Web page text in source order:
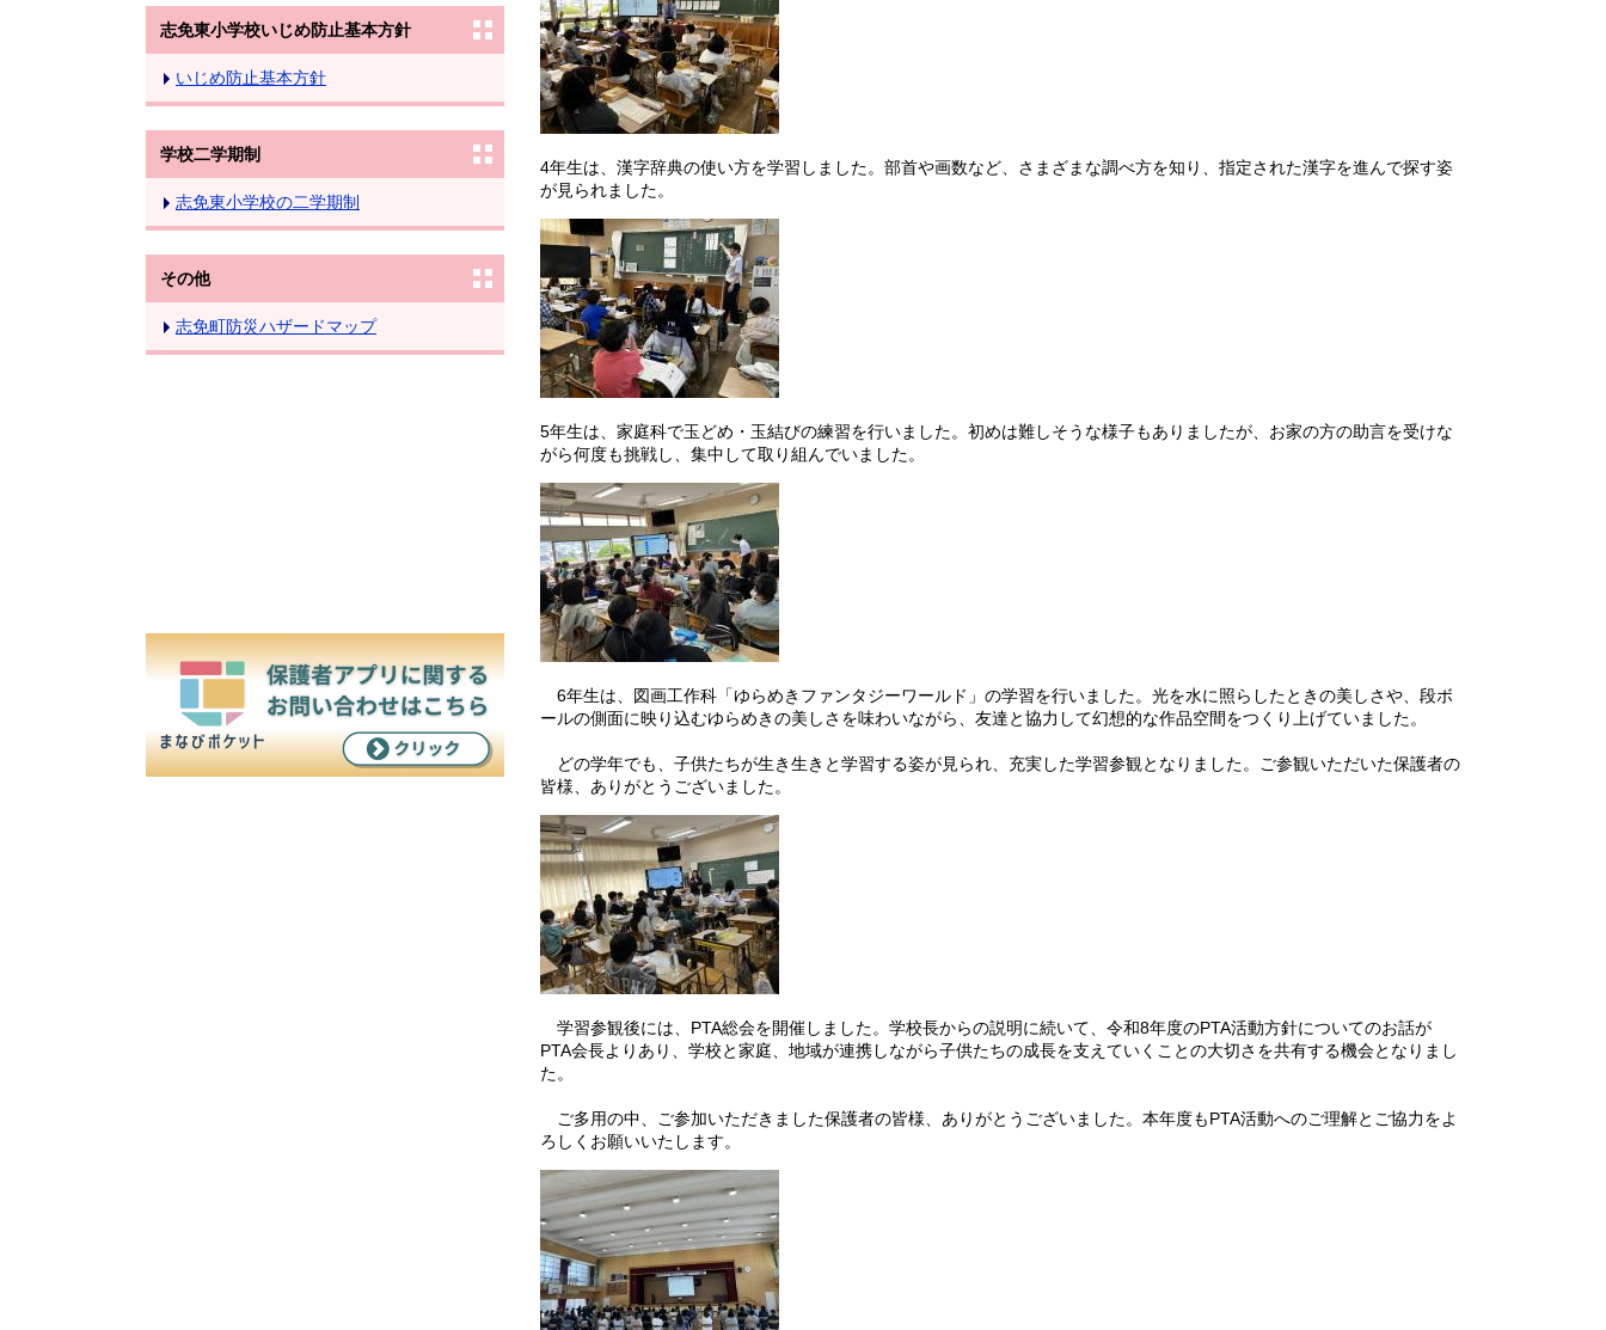
志免東小学校いじめ防止基本方針
いじめ防止基本方針
学校二学期制
志免東小学校の二学期制
その他
志免町防災ハザードマップ
4年生は、漢字辞典の使い方を学習しました。部首や画数など、さまざまな調べ方を知り、指定された漢字を進んで探す姿
が見られました。
5年生は、家庭科で玉どめ・玉結びの練習を行いました。初めは難しそうな様子もありましたが、お家の方の助言を受けな
がら何度も挑戦し、集中して取り組んでいました。
6年生は、図画工作科「ゆらめきファンタジーワールド」の学習を行いました。光を水に照らしたときの美しさや、段ボ
ールの側面に映り込むゆらめきの美しさを味わいながら、友達と協力して幻想的な作品空間をつくり上げていました。
どの学年でも、子供たちが生き生きと学習する姿が見られ、充実した学習参観となりました。ご参観いただいた保護者の
皆様、ありがとうございました。
学習参観後には、PTA総会を開催しました。学校長からの説明に続いて、令和8年度のPTA活動方針についてのお話が
PTA会長よりあり、学校と家庭、地域が連携しながら子供たちの成長を支えていくことの大切さを共有する機会となりまし
た。
ご多用の中、ご参加いただきました保護者の皆様、ありがとうございました。本年度もPTA活動へのご理解とご協力をよ
ろしくお願いいたします。